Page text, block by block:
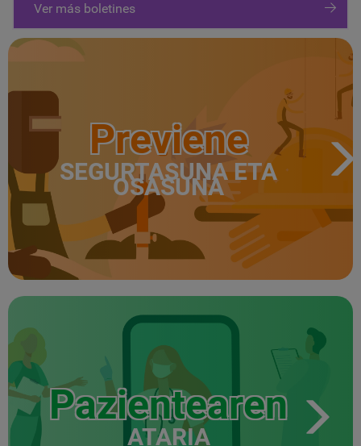
Ver más boletines
Previene
SEGURTASUNA ETA
OSASUNA
Pazientearen
ATARIA